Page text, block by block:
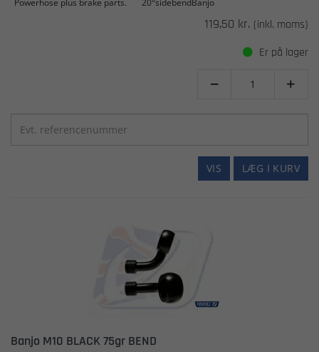
119,50 kr. (inkl. moms)
Er på lager
 
LÆG I KURV
VIS
Banjo M10 BLACK 75gr BEND